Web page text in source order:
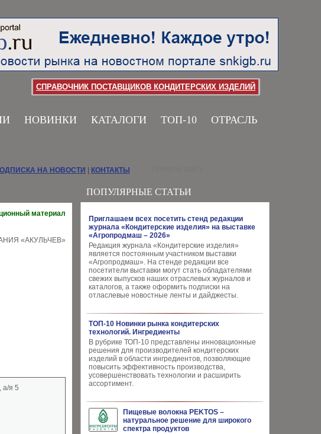
СПРАВОЧНИК ПОСТАВЩИКОВ КОНДИТЕРСКИХ ИЗДЕЛИЙ
НОВИНКИ КАТАЛОГИ ТОП-10 ОТРАСЛЬ
ПОПУЛЯРНЫЕ СТАТЬИ
Приглашаем всех посетить стенд редакции
журнала «Кондитерские изделия» на выставке
«Агропродмаш – 2026»
Редакция журнала «Кондитерские изделия»
является постоянным участником выставки
«Агропродмаш». На стенде редакции все
посетители выставки могут стать обладателями
свежих выпусков наших отраслевых журналов и
каталогов, а также оформить подписки на
отласлевые новостные ленты и дайджесты.
ТОП-10 Новинки рынка кондитерских
технологий. Ингредиенты
В рубрике ТОП-10 представлены инновационные
решения для производителей кондитерских
изделий в области ингредиентов, позволяющие
повысить эффективность производства,
усовершенствовать технологии и расширить
ассортимент.
Пищевые волокна PEKTOS –
натуральное решение для широкого
спектра продуктов
НА НОВОСТИ КОНТАКТЫ
материал
а/я 5